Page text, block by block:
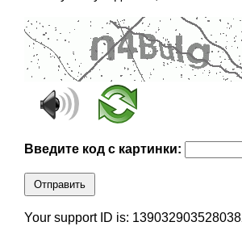
Введите код с картинки:
Отправить
Your support ID is: